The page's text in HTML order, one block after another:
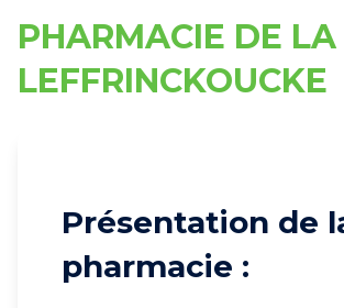
PHARMACIE DE LA
LEFFRINCKOUCKE
Présentation de
pharmacie :